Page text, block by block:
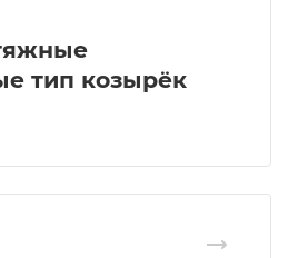
тип козырёк